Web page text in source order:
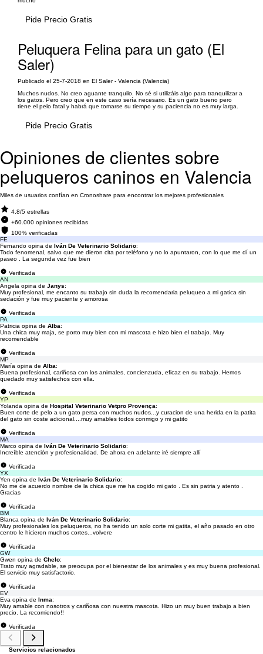
Pide Precio Gratis
Peluquera Felina para un gato (El
Saler)
Publicado el 25-7-2018 en El Saler - Valencia (Valencia)
Muchos nudos. No creo aguante tranquilo. No sé si utilizáis algo para tranquilizar a
los gatos. Pero creo que en este caso sería necesario. Es un gato bueno pero
tiene el pelo fatal y habrá que tomarse su tiempo y su paciencia no es muy larga.
Pide Precio Gratis
Opiniones de clientes sobre
peluqueros caninos en Valencia
Miles de usuarios confían en Cronoshare para encontrar los mejores profesionales
4.8/5 estrellas
+60.000 opiniones recibidas
100% verificadas
FE
Fernando opina de Iván De Veterinario Solidario:
Todo fenomenal, salvo que me dieron cita por teléfono y no lo apuntaron, con lo que me dí un
paseo . La segunda vez fue bien
Verificada
AN
Angela opina de Janys:
Muy profesional, me encanto su trabajo sin duda la recomendaria peluqueo a mi gatica sin
sedación y fue muy paciente y amorosa
Verificada
PA
Patricia opina de Alba:
Una chica muy maja, se porto muy bien con mi mascota e hizo bien el trabajo. Muy
recomendable
Verificada
MP
María opina de Alba:
Buena profesional, cariñosa con los animales, concienzuda, eficaz en su trabajo. Hemos
quedado muy satisfechos con ella.
Verificada
YP
Yolanda opina de Hospital Veterinario Vetpro Provença:
Buen corte de pelo a un gato persa con muchos nudos...y curacion de una herida en la patita
del gato sin coste adicional....muy amables todos conmigo y mi gatito
Verificada
MA
Marco opina de Iván De Veterinario Solidario:
Increíble atención y profesionalidad. De ahora en adelante iré siempre allí
Verificada
YX
Yen opina de Iván De Veterinario Solidario:
No me de acuerdo nombre de la chica que me ha cogido mi gato . Es sin patria y atento .
Gracias
Verificada
BM
Blanca opina de Iván De Veterinario Solidario:
Muy profesionales los peluqueros, no ha tenido un solo corte mi gatita, el año pasado en otro
centro le hicieron muchos cortes...volvere
Verificada
GW
Gwen opina de Chelo:
Trato muy agradable, se preocupa por el bienestar de los animales y es muy buena profesional.
El servicio muy satisfactorio.
Verificada
EV
Eva opina de Inma:
Muy amable con nosotros y cariñosa con nuestra mascota. Hizo un muy buen trabajo a bien
precio. La recomiendo!!
Verificada
Servicios relacionados